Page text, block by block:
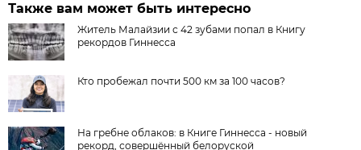
Также вам может быть интересно
Житель Малайзии с 42 зубами попал в Книгу
рекордов Гиннесса
Кто пробежал почти 500 км за 100 часов?
На гребне облаков: в Книге Гиннесса - новый
рекорд, совершённый белоруской